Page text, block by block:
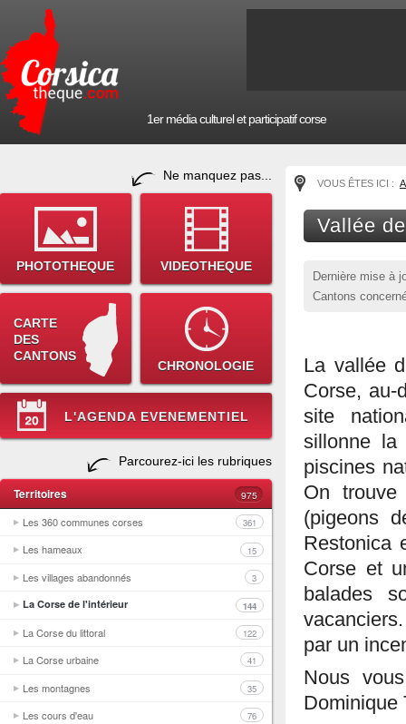
1er média culturel et participatif corse
Ne manquez pas...
PHOTOTHEQUE VIDEOTHEQUE
CARTE
DES
CANTONS
CHRONOLOGIE
L'AGENDA EVENEMENTIEL
Parcourez-ici les rubriques
Territoires 975
Les 360 communes corses 361
Les hameaux 15
Les villages abandonnés 3
La Corse de l'intérieur 144
La Corse du littoral 122
La Corse urbaine 41
Les montagnes 35
Les cours d'eau 76
VOUS ÊTES ICI :
Vallée
Dernière mise à
Cantons
La vallée
Corse,
site
sillonne la
piscines
On
(pigeons
Restonica
Corse et
balades
par un
Nous
Dominique